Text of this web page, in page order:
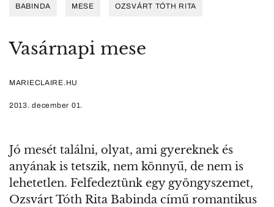
BABINDA MESE OZSVÁRT TÓTH RITA
Vasárnapi mese
MARIECLAIRE.HU
2013. december 01.
Jó mesét találni, olyat, ami gyereknek és
anyának is tetszik, nem könnyű, de nem is
lehetetlen. Felfedeztünk egy gyöngyszemet,
Ozsvárt Tóth Rita Babinda című romantikus